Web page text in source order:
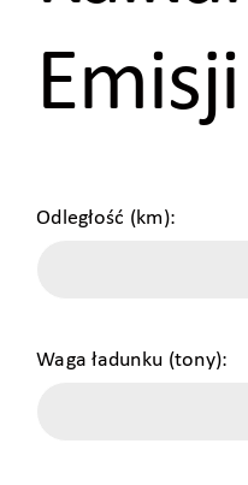
Odległość (km):
Waga ładunku (tony):